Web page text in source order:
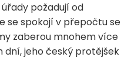
požadují od
se spokojí v přepočtu se
zaberou mnohem více
dní, jeho český protějšek